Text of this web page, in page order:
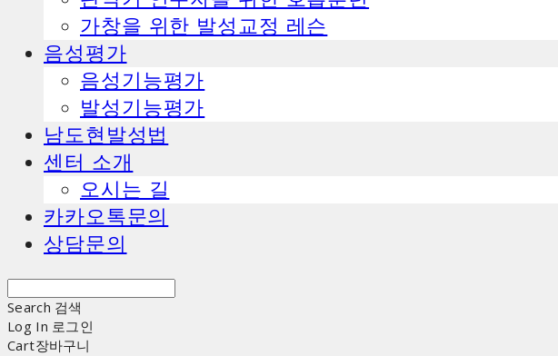
가창을 위한 발성교정 레슨
음성평가
음성기능평가
발성기능평가
남도현발성법
센터 소개
오시는 길
카카오톡문의
상담문의
Search 검색
Log In 로그인
Cart장바구니